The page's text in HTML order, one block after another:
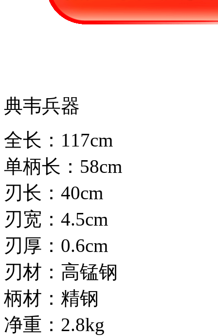
典韦兵器
全长：117cm
单柄长：58cm
刃长：40cm
刃宽：4.5cm
刃厚：0.6cm
刃材：高锰钢
柄材：精钢
净重：2.8kg